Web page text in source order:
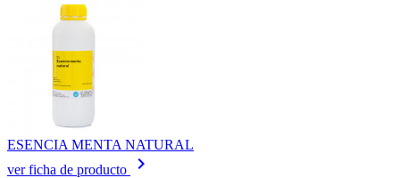
ESENCIA MENTA NATURAL
ver ficha de producto
keyboard_arrow_right